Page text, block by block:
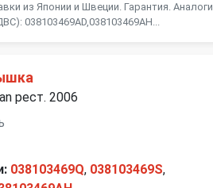
из Японии и Швеции. Гарантия. Аналоги
038103469AD,038103469AH...
рест. 2006
038103469Q, 038103469S,